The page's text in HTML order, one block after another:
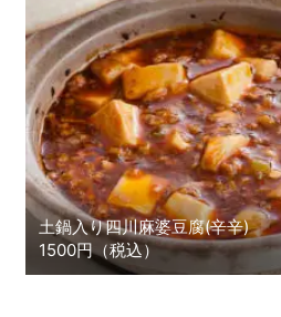
土鍋入り四川麻婆豆腐(辛辛)
1500円（税込）